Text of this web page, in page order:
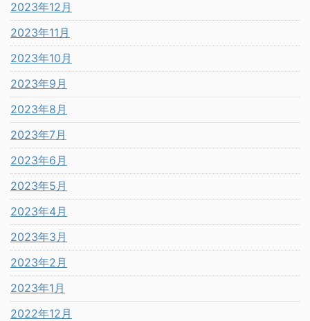
2023年12月
2023年11月
2023年10月
2023年9月
2023年8月
2023年7月
2023年6月
2023年5月
2023年4月
2023年3月
2023年2月
2023年1月
2022年12月